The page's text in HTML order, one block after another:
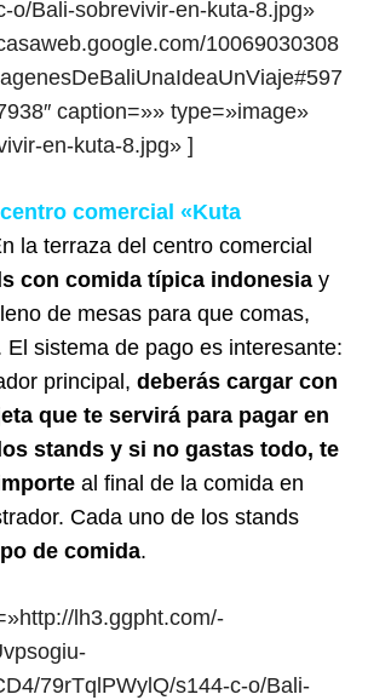
o/Bali-sobrevivir-en-kuta-8.jpg»
10069030308
caption=»» type=»image»
en-kuta-8.jpg» ]
comercial «Kuta
la terraza del centro comercial
con comida típica indonesia y
de mesas para que comas,
El sistema de pago es interesante:
principal, deberás cargar con
que te servirá para pagar en
stands y si no gastas todo, te
al final de la comida en
Cada uno de los stands
de comida.
lh3.ggpht.com/-
79rTqlPWylQ/s144-c-o/Bali-